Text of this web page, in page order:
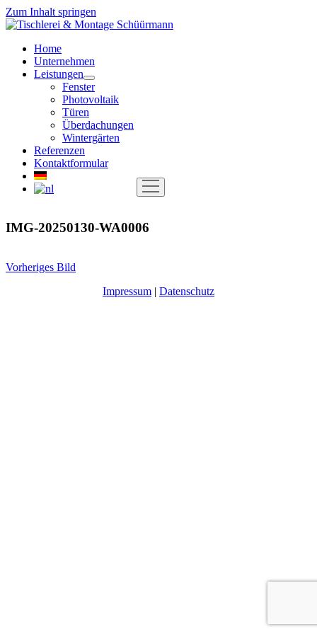
Zum Inhalt springen
Tischlerei
Montage
Schüürmann
Home
Unternehmen
Leistungen
Menü
öffnen
Fenster
Photovoltaik
Türen
Überdachungen
Wintergärten
Referenzen
Kontaktformular
Menü
öffnen
IMG-20250130-WA0006
Vorheriges Bild
Impressum | Datenschutz